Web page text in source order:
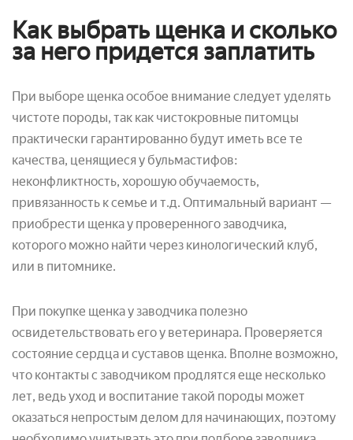
Как выбрать щенка и сколько
за него придется заплатить
При выборе щенка особое внимание следует уделять
чистоте породы, так как чистокровные питомцы
практически гарантированно будут иметь все те
качества, ценящиеся у бульмастифов:
неконфликтность, хорошую обучаемость,
привязанность к семье и т.д. Оптимальный вариант —
приобрести щенка у проверенного заводчика,
которого можно найти через кинологический клуб,
или в питомнике.
При покупке щенка у заводчика полезно
освидетельствовать его у ветеринара. Проверяется
состояние сердца и суставов щенка. Вполне возможно,
что контакты с заводчиком продлятся еще несколько
лет, ведь уход и воспитание такой породы может
оказаться непростым делом для начинающих, поэтому